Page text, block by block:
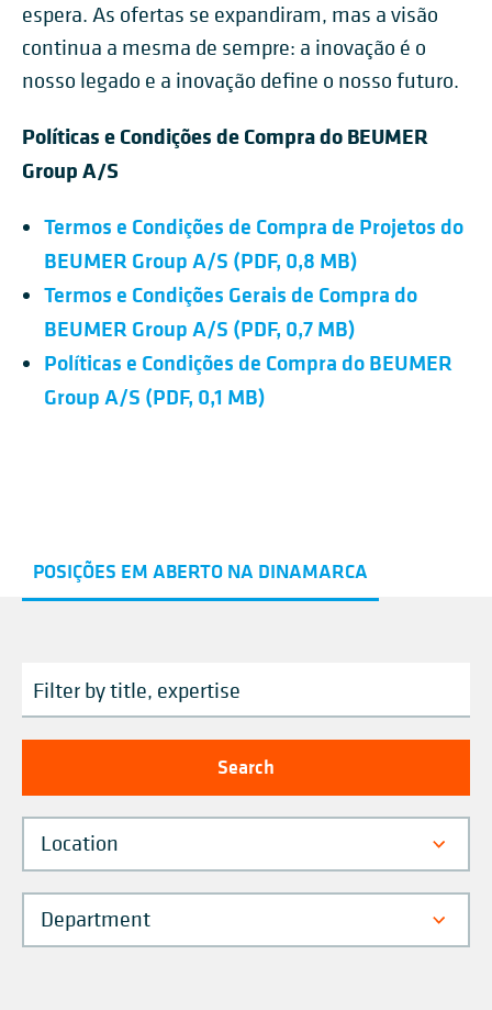
espera. As ofertas se expandiram, mas a visão
continua a mesma de sempre: a inovação é o
nosso legado e a inovação define o nosso futuro.
Políticas e Condições de Compra do BEUMER
Group A/S
Termos e Condições de Compra de Projetos do
BEUMER Group A/S (PDF, 0,8 MB)
Termos e Condições Gerais de Compra do
BEUMER Group A/S (PDF, 0,7 MB)
Políticas e Condições de Compra do BEUMER
Group A/S (PDF, 0,1 MB)
POSIÇÕES EM ABERTO NA DINAMARCA
Location
Department